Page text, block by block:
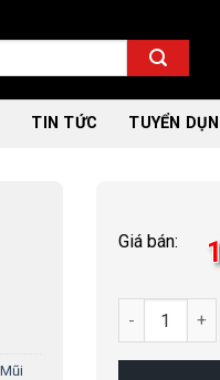
TIN TỨC TUYỂN
Mũi
Giá bán:
Quantity